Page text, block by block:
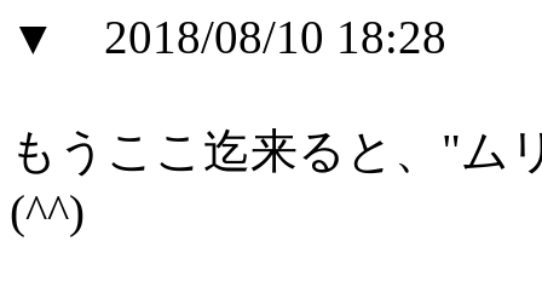
▼ 2018/08/10 18:28
もうここ迄来ると、"ム
(^^)